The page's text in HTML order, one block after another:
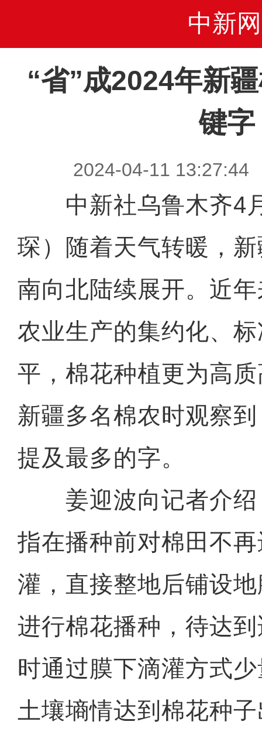
中新网
“省”成2024年新
键字
2024-04-11
中新社乌鲁木齐4
琛）随着天气转暖，
南向北陆续展开。近
农业生产的集约化、
平，棉花种植更为高
新疆多名棉农时观察到
提及最多的字。
姜迎波向记者介绍
指在播种前对棉田不
灌，直接整地后铺设
进行棉花播种，待达
时通过膜下滴灌方式
土壤墒情达到棉花种